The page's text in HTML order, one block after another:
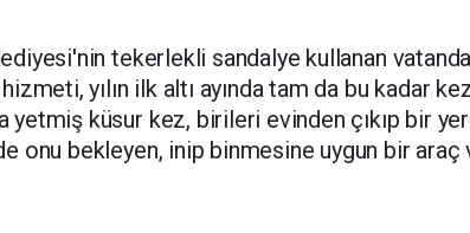
tekerlekli sandalye kullanan
yılın ilk altı ayında tam da bu kadar
yetmiş küsur kez, birileri evinden çıkıp bir
onu bekleyen, inip binmesine uygun bir araç